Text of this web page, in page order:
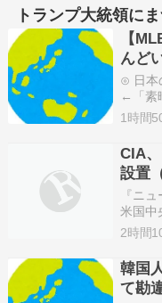
トランプ大統領に
【
んど
差も
るこ
終わ
⊙ 日本
←「素
応スポ
の域
の見
リサー
か。
1時間
CIA
設置
『ニ
米国中
部会を
領が
政府に
を始動
切り
2時間
韓国
て勘